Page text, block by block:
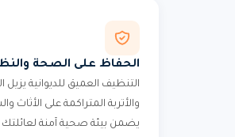
الحفاظ على الصحة
التنظيف العميق للديوانية يزيل
والأتربة المتراكمة على الأثاث
يضمن بيئة صحية آمنة لعائلتك